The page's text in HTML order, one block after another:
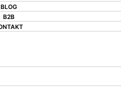
BLOG
B2B
ZIMĚ?